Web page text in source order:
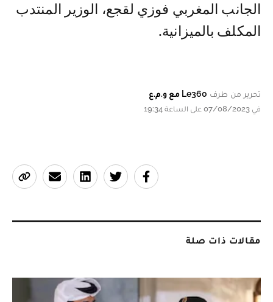
الجانب المغربي فوزي لقجع، الوزير المنتدب
المكلف بالميزانية.
تحرير من طرف Le360 مع و.م.ع
في 07/08/2023 على الساعة 19:34
مقالات ذات صلة